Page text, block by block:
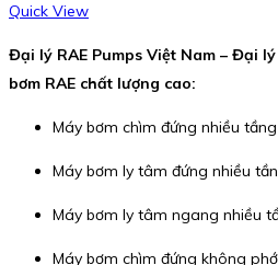
Quick View
Đại lý RAE Pumps Việt Nam – Đại
bơm RAE chất lượng cao:
Máy bơm chìm đứng nhiều tầng
Máy bơm ly tâm đứng nhiều
Máy bơm ly tâm ngang nhiều
Máy bơm chìm đứng không